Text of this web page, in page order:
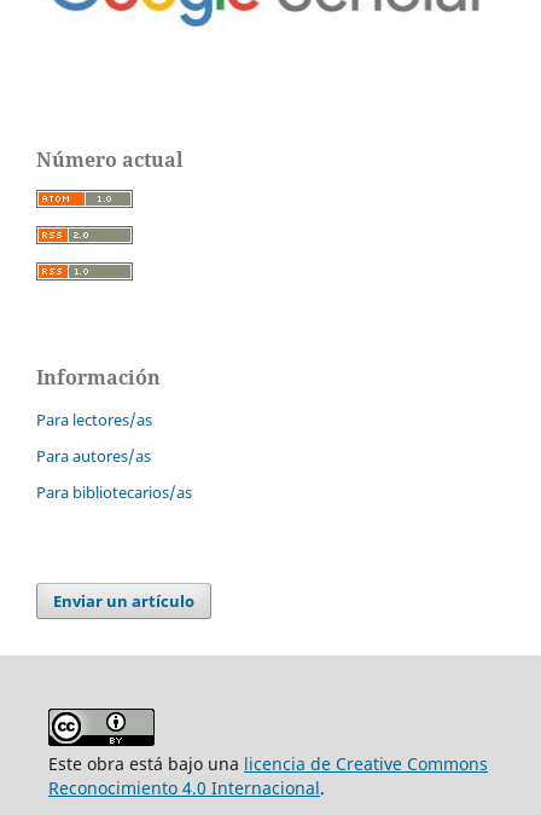
Número actual
Información
Para lectores/as
Para autores/as
Para bibliotecarios/as
Enviar un artículo
Este obra está bajo una licencia de Creative Commons
Reconocimiento 4.0 Internacional.